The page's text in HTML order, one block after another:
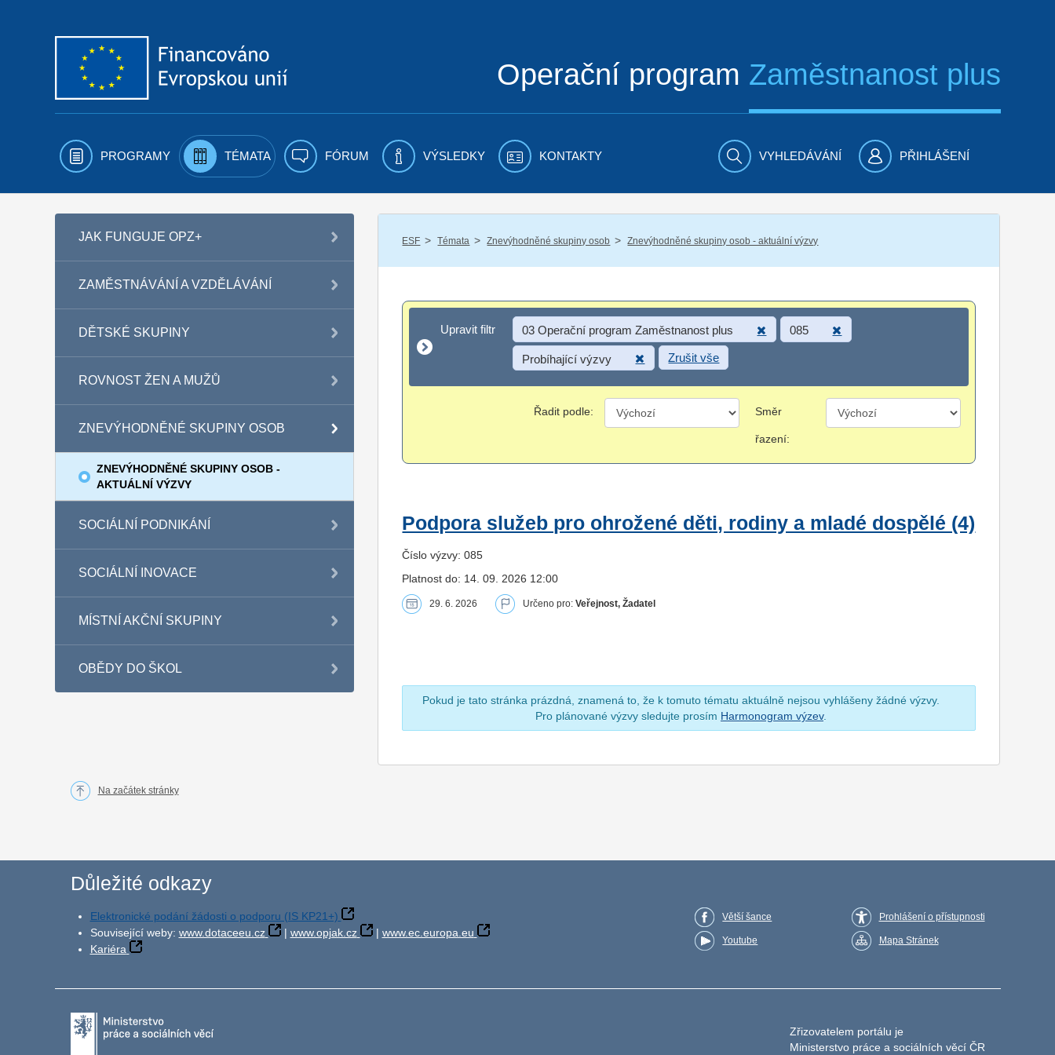
Operační program Zaměstnanost plus
PROGRAMY TÉMATA FÓRUM VÝSLEDKY KONTAKTY VYHLEDÁVÁNÍ PŘIHLÁŠENÍ
JAK FUNGUJE OPZ+
ZAMĚSTNÁVÁNÍ A VZDĚLÁVÁNÍ
DĚTSKÉ SKUPINY
ROVNOST ŽEN A MUŽŮ
ZNEVÝHODNĚNÉ SKUPINY OSOB
ZNEVÝHODNĚNÉ SKUPINY OSOB -
AKTUÁLNÍ VÝZVY
SOCIÁLNÍ PODNIKÁNÍ
SOCIÁLNÍ INOVACE
MÍSTNÍ AKČNÍ SKUPINY
OBĚDY DO ŠKOL
ESF / Témata / Znevýhodněné skupiny osob / Znevýhodněné skupiny osob - aktuální výzvy
Upravit filtr
Upravit filtr 03 Operační program Zaměstnanost plus 085
Probíhající výzvy Zrušit vše
Řadit podle: Směr
řazení:
Podpora služeb pro ohrožené děti, rodiny a mladé dospělé (4)
Číslo výzvy: 085
Platnost do: 14. 09. 2026 12:00
29. 6. 2026 Určeno pro:Veřejnost, Žadatel
Pokud je tato stránka prázdná, znamená to, že k tomuto tématu aktuálně nejsou vyhlášeny žádné výzvy.
Pro plánované výzvy sledujte prosím Harmonogram výzev.
Na začátek stránky
Důležité odkazy
Elektronické podání žádosti o podporu (IS KP21+)
Související weby: www.dotaceeu.cz | www.opjak.cz | www.ec.europa.eu
Kariéra
Větší šance
Youtube
Prohlášení o přístupnosti
Mapa Stránek
Zřizovatelem portálu je
Ministerstvo práce a sociálních věcí ČR